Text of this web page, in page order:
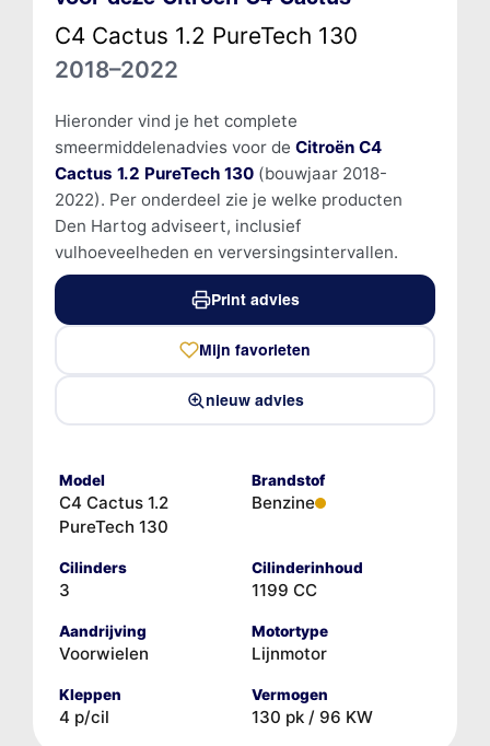
C4 Cactus 1.2 PureTech 130
2018–2022
Hieronder vind je het complete
smeermiddelenadvies voor de Citroën C4
Cactus 1.2 PureTech 130(bouwjaar 2018-
2022). Per onderdeel zie je welke producten
Den Hartog adviseert, inclusief
vulhoeveelheden en verversingsintervallen.
Print advies
Mijn favorieten
nieuw advies
Model
C4 Cactus 1.2
PureTech 130
Brandstof
Benzine
Cilinders
3
Cilinderinhoud
1199 CC
Aandrijving
Voorwielen
Motortype
Lijnmotor
Kleppen
4 p/cil
Vermogen
130 pk / 96 KW